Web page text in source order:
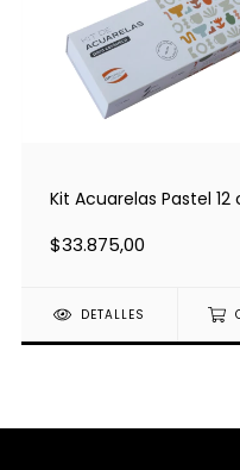
Kit Acuarelas Pastel 12
$33.875,00
DETALLES